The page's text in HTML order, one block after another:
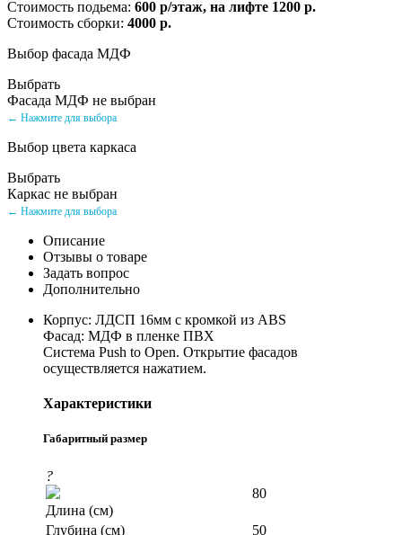
Стоимость подьема: 600 р/этаж, на лифте 1200 р.
Стоимость сборки: 4000 р.
Выбор фасада МДФ
Выбрать
Фасада МДФ не выбран
← Нажмите для выбора
Выбор цвета каркаса
Выбрать
Каркас не выбран
← Нажмите для выбора
Описание
Отзывы о товаре
Задать вопрос
Дополнительно
Корпус: ЛДСП 16мм с кромкой из ABS
Фасад: МДФ в пленке ПВХ
Система Push to Open. Открытие фасадов
осуществляется нажатием.
Характеристики
Габаритный размер
?
Длина (см)
80
Глубина (см)
50